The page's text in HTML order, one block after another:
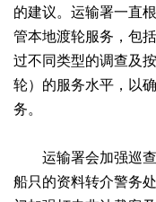
的建议。运输署一直
管本地渡轮服务，包
过不同类型的调查及
轮）的服务水平，以
务。
运输署会加强巡查
船只的资料转介警务